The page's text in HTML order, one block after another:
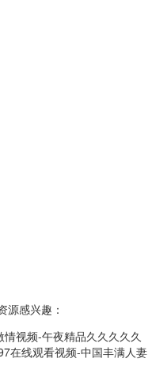
源感兴趣：
视频-午夜精品久久久久久
在线观看视频-中国丰满人妻